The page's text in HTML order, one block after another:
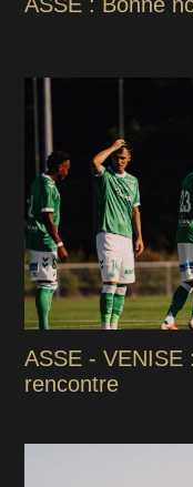
ASSE -
rencontre